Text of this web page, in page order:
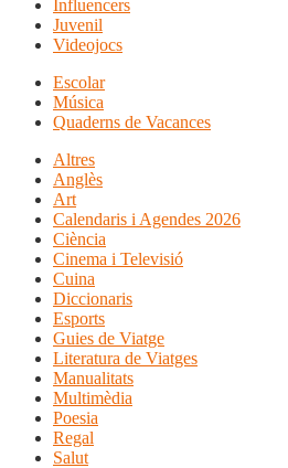
Influencers
Juvenil
Videojocs
Escolar
Música
Quaderns de Vacances
Altres
Anglès
Art
Calendaris i Agendes 2026
Ciència
Cinema i Televisió
Cuina
Diccionaris
Esports
Guies de Viatge
Literatura de Viatges
Manualitats
Multimèdia
Poesia
Regal
Salut